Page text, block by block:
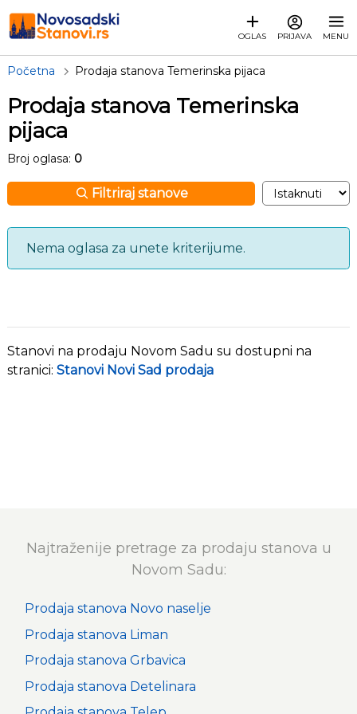
OGLAS PRIJAVA MENU
Početna Prodaja stanova Temerinska pijaca
Prodaja stanova Temerinska
pijaca
Broj oglasa: 0
Filtriraj stanove
Nema oglasa za unete kriterijume.
Stanovi na prodaju Novom Sadu su dostupni na
stranici: Stanovi Novi Sad prodaja
Najtraženije pretrage za prodaju stanova u
Novom Sadu:
Prodaja stanova Novo naselje
Prodaja stanova Liman
Prodaja stanova Grbavica
Prodaja stanova Detelinara